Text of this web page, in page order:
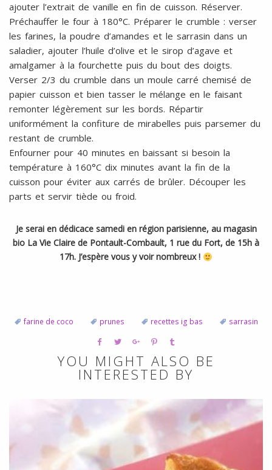
ajouter l’extrait de vanille en fin de cuisson. Réserver.
Préchauffer le four à 180°C. Préparer le crumble : verser
les farines, la poudre d’amandes et le sarrasin dans un
saladier, ajouter l’huile d’olive et le sirop d’agave et
amalgamer à la fourchette puis du bout des doigts.
Verser 2/3 du crumble dans un moule carré chemisé de
papier cuisson et bien tasser le mélange en le faisant
remonter légèrement sur les bords. Répartir
uniformément la confiture de mirabelles puis parsemer du
restant de crumble.
Enfourner pour 40 minutes en baissant si besoin la
température à 160°C dix minutes avant la fin de la
cuisson pour éviter aux carrés de brûler. Découper les
parts et servir tiède ou froid.
Je serai en dédicace samedi en région parisienne, au magasin
bio La Vie Claire de Pontault-Combault, 1 rue du Fort, de 15h à
17h. J’espère vous y voir nombreux !
farine de coco prunes recettes ig bas sarrasin
YOU MIGHT ALSO BE
INTERESTED BY